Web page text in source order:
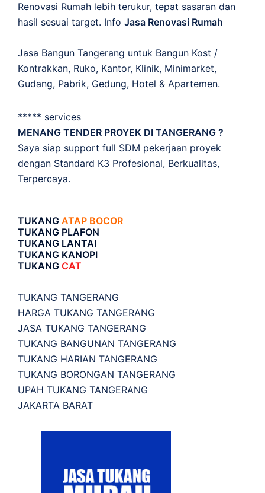
Renovasi Rumah lebih terukur, tepat sasaran dan
hasil sesuai target. Info Jasa Renovasi Rumah
Jasa Bangun Tangerang untuk Bangun Kost /
Kontrakkan, Ruko, Kantor, Klinik, Minimarket,
Gudang, Pabrik, Gedung, Hotel & Apartemen.
***** services
MENANG TENDER PROYEK DI TANGERANG ?
Saya siap support full SDM pekerjaan proyek
dengan Standard K3 Profesional, Berkualitas,
Terpercaya.
TUKANG ATAP BOCOR
TUKANG PLAFON
TUKANG LANTAI
TUKANG KANOPI
TUKANG CAT
TUKANG TANGERANG
HARGA TUKANG TANGERANG
JASA TUKANG TANGERANG
TUKANG BANGUNAN TANGERANG
TUKANG HARIAN TANGERANG
TUKANG BORONGAN TANGERANG
UPAH TUKANG TANGERANG
JAKARTA BARAT